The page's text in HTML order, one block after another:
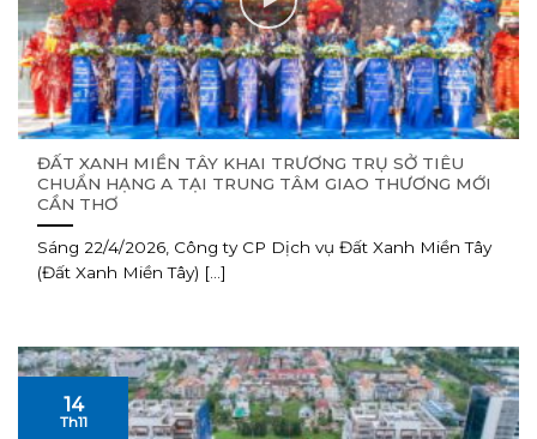
ĐẤT XANH MIỀN TÂY KHAI TRƯƠNG TRỤ SỞ TIÊU
CHUẨN HẠNG A TẠI TRUNG TÂM GIAO THƯƠNG MỚI
CẦN THƠ
Sáng 22/4/2026, Công ty CP Dịch vụ Đất Xanh Miền Tây
(Đất Xanh Miền Tây) [...]
14
Th11